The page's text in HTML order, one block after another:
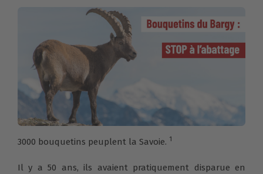
3000 bouquetins peuplent la Savoie. 1
Il y a 50 ans, ils avaient pratiquement disparue en